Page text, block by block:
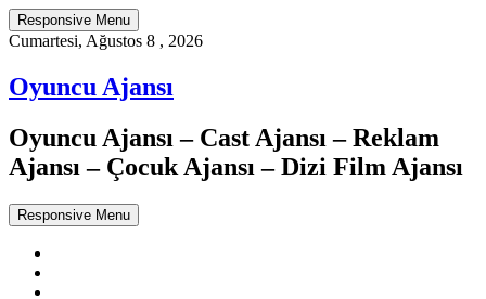
Responsive Menu
Cumartesi, Ağustos 8 , 2026
Oyuncu Ajansı
Oyuncu Ajansı – Cast Ajansı – Reklam
Ajansı – Çocuk Ajansı – Dizi Film Ajansı
Responsive Menu